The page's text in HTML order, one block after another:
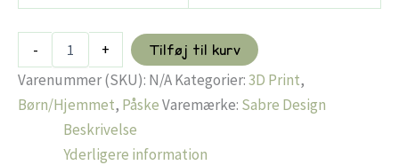
-
påske
kanin
+
Tilføj til kurv
Varenummer (SKU): N/AKategorier:3D Print,
Børn/Hjemmet, PåskeVaremærke: Sabre Design
Beskrivelse
Yderligere information